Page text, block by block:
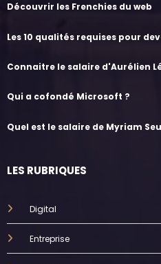
Découvrir les Frenchies du web
Les 10 qualités requises pour
Connaitre le salaire d'Aurélien
Qui a cofondé Microsoft ?
Quel est le salaire de Myriam
LES RUBRIQUES
Digital
Entreprise